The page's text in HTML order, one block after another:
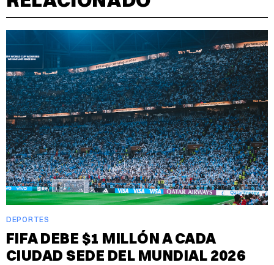
DEPORTES
FIFA DEBE $1 MILLÓN A CADA
CIUDAD SEDE DEL MUNDIAL 2026